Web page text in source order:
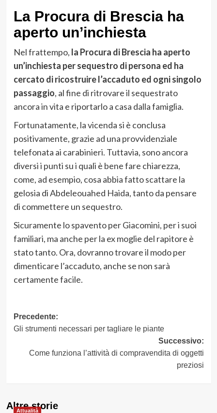
La Procura di Brescia ha
aperto un’inchiesta
Nel frattempo, la Procura di Brescia ha aperto
un’inchiesta per sequestro di persona ed ha
cercato di ricostruire l’accaduto ed ogni singolo
passaggio, al fine di ritrovare il sequestrato
ancora in vita e riportarlo a casa dalla famiglia.
Fortunatamente, la vicenda si è conclusa
positivamente, grazie ad una provvidenziale
telefonata ai carabinieri. Tuttavia, sono ancora
diversi i punti su i quali è bene fare chiarezza,
come, ad esempio, cosa abbia fatto scattare la
gelosia di Abdeleouahed Haida, tanto da pensare
di commettere un sequestro.
Sicuramente lo spavento per Giacomini, per i suoi
familiari, ma anche per la ex moglie del rapitore è
stato tanto. Ora, dovranno trovare il modo per
dimenticare l’accaduto, anche se non sarà
certamente facile.
Navigazione
articolo
Precedente:
Gli strumenti necessari per tagliare le piante
Successivo:
Come funziona l’attività di compravendita di oggetti
preziosi
Altre storie
Attualità